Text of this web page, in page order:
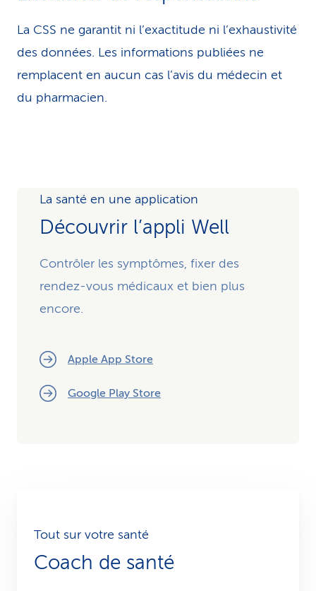
La CSS ne garantit ni l’exactitude ni l’exhaustivité
des données. Les infor­ma­tions publiées ne
remplacent en aucun cas l’avis du médecin et
du pharmacien.
La santé en une application
Découvrir l’appli Well
Contrôler les symptômes, fixer des
rendez-vous médicaux et bien plus
encore.
Apple App Store
Google Play Store
Tout sur votre santé
Coach de santé